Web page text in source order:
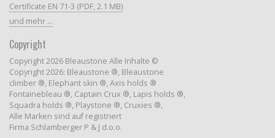
Certificate EN 71-3 (PDF, 2.1 MB)
und mehr ...
Copyright
Copyright 2026 Bleaustone Alle Inhalte ©
Copyright 2026: Bleaustone ®, Bleaustone
climber ®, Elephant skin ®, Axis holds ®
Fontainebleau ®, Captain Crux ®, Lapis holds ®,
Squadra holds ®, Playstone ®, Cruxies ®,
Alle Marken sind auf registriert
Firma Schlamberger P & J d.o.o.